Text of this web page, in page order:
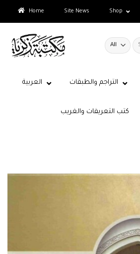
Home Site News Shop
for:
التراجم والطبقات العربية
كتب التعريفات والغريب